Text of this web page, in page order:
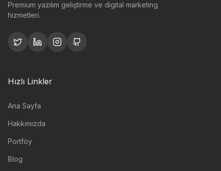
Premium yazılım geliştirme ve digital marketing
hizmetleri.
Hızlı Linkler
Ana Sayfa
Hakkımızda
Portföy
Blog